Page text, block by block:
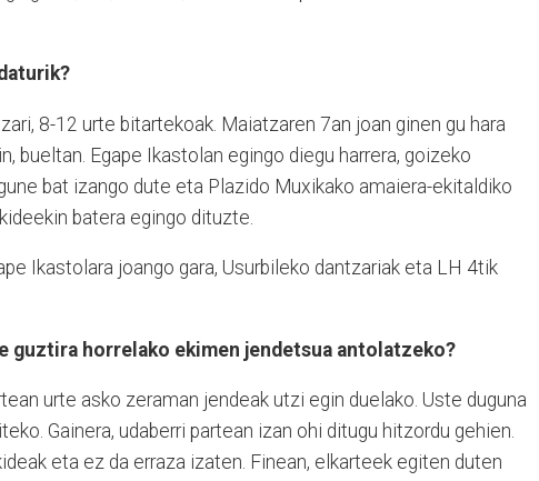
8-12 urte bitartekoak. Maiatzaren 7an joan ginen gu hara
bueltan. Egape Ikastolan egingo diegu harrera, goizeko
bat izango dute eta Plazido Muxikako amaiera-ekitaldiko
batera egingo dituzte.
Ikastolara joango gara, Usurbileko dantzariak eta LH 4tik
guztira horrelako ekimen jendetsua antolatzeko?
urte asko zeraman jendeak utzi egin duelako. Uste duguna
Gainera, udaberri partean izan ohi ditugu hitzordu gehien.
eta ez da erraza izaten. Finean, elkarteek egiten duten